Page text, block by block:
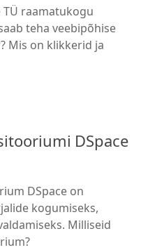
TÜ raamatukogu
teha veebipõhise
Mis on klikkerid ja
DSpace
DSpace on
kogumiseks,
Milliseid